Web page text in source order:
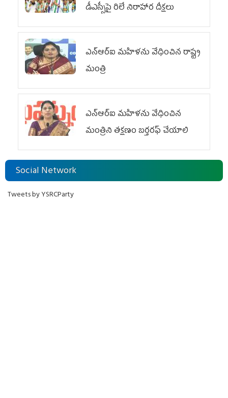
డీఎస్సీపై రిలే నిరాహార దీక్షలు
ఎన్‌ఆర్‌ఐ మహిళను వేధించిన రాష్ట్ర
మంత్రి
ఎన్ఆర్ఐ మహిళను వేధించిన
మంత్రిని త‌క్ష‌ణం బ‌ర్త‌ర‌ఫ్ చేయాలి
Social Network
Tweets by YSRCParty